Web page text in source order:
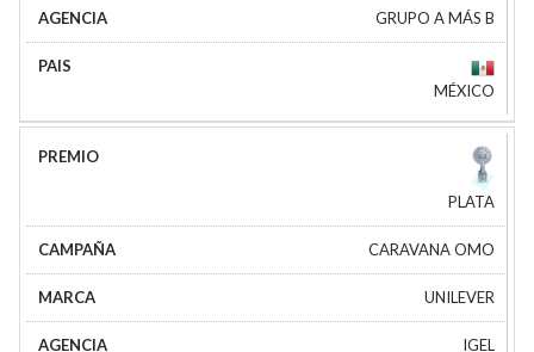
GRUPO A MÁS B
MÉXICO
PLATA
CARAVANA OMO
UNILEVER
IGEL